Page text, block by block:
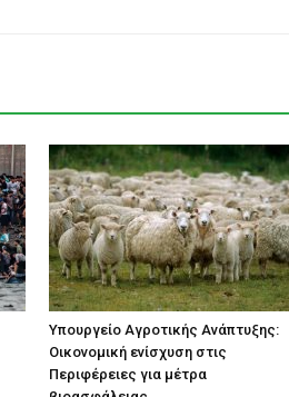
Υπουργείο Αγροτικής Ανάπτυξης:
Οικονομική ενίσχυση στις
Περιφέρειες για μέτρα